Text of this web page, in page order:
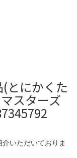
とにかくた
スターズ
いただいておりま